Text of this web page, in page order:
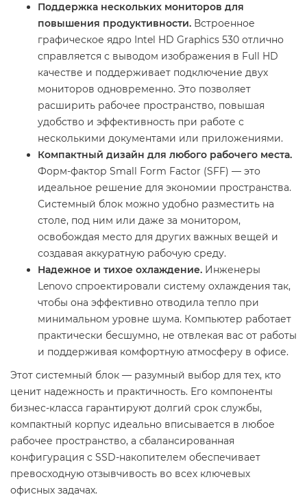
Поддержка нескольких мониторов для
повышения продуктивности. Встроенное
графическое ядро Intel HD Graphics 530 отлично
справляется с выводом изображения в Full HD
качестве и поддерживает подключение двух
мониторов одновременно. Это позволяет
расширить рабочее пространство, повышая
удобство и эффективность при работе с
несколькими документами или приложениями.
Компактный дизайн для любого рабочего места.
Форм-фактор Small Form Factor (SFF) — это
идеальное решение для экономии пространства.
Системный блок можно удобно разместить на
столе, под ним или даже за монитором,
освобождая место для других важных вещей и
создавая аккуратную рабочую среду.
Надежное и тихое охлаждение. Инженеры
Lenovo спроектировали систему охлаждения так,
чтобы она эффективно отводила тепло при
минимальном уровне шума. Компьютер работает
практически бесшумно, не отвлекая вас от работы
и поддерживая комфортную атмосферу в офисе.
Этот системный блок — разумный выбор для тех, кто
ценит надежность и практичность. Его компоненты
бизнес-класса гарантируют долгий срок службы,
компактный корпус идеально вписывается в любое
рабочее пространство, а сбалансированная
конфигурация с SSD-накопителем обеспечивает
превосходную отзывчивость во всех ключевых
офисных задачах.